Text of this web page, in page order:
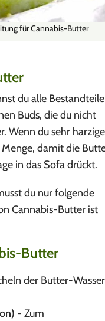
für Cannabis-Butter
du alle Bestandteile
Buds, die du nicht
Wenn du sehr harzige
damit die
in das Sofa drückt.
du nur folgende
Cannabis-Butter ist
Butter
der Butter-
- Zum